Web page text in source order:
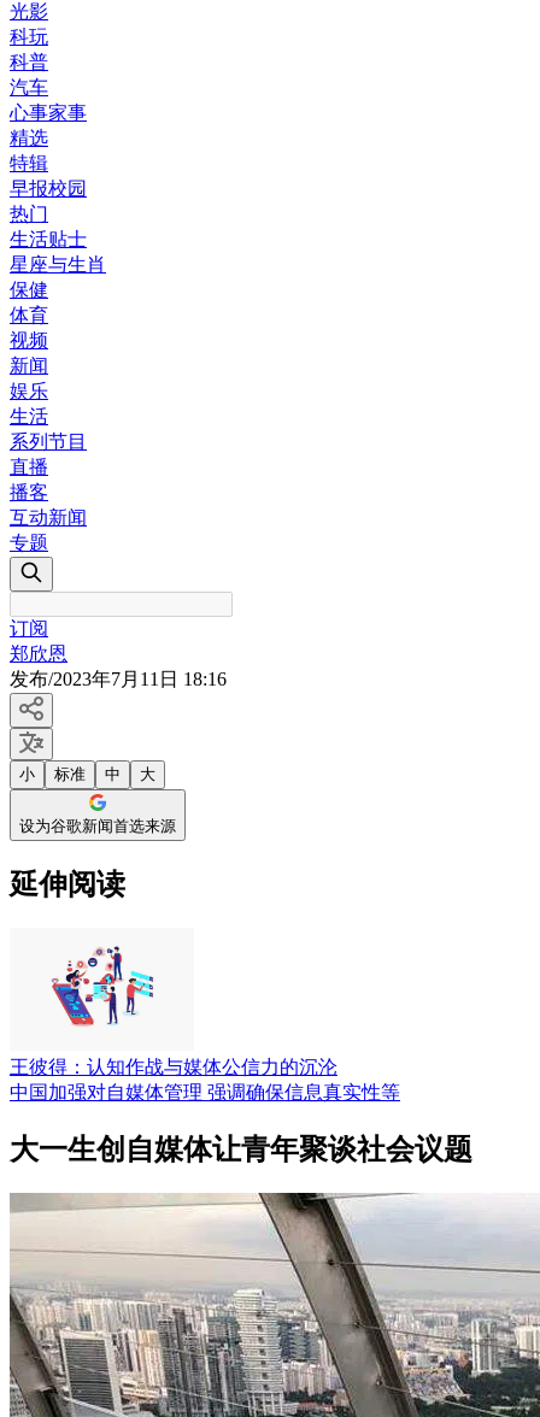
光影
科玩
科普
汽车
心事家事
精选
特辑
早报校园
热门
生活贴士
星座与生肖
保健
体育
视频
新闻
娱乐
生活
系列节目
直播
播客
互动新闻
专题
订阅
郑欣恩
发布/2023年7月11日 18:16
小 标准 中 大
设为谷歌新闻首选来源
延伸阅读
王彼得：认知作战与媒体公信力的沉沦
中国加强对自媒体管理 强调确保信息真实性等
大一生创自媒体让青年聚谈社会议题